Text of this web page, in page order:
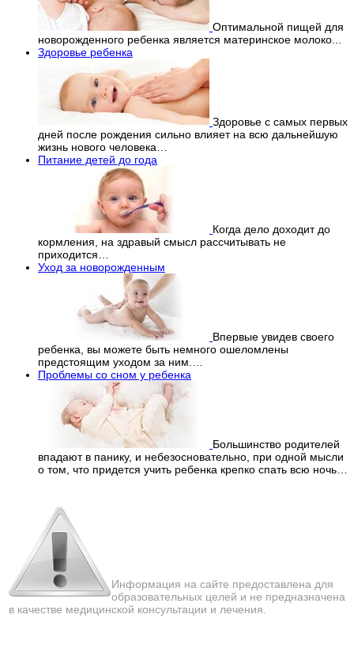
Оптимальной пищей для
новорожденного ребенка является материнское молоко...
Здоровье ребенка
Здоровье с самых первых
дней после рождения сильно влияет на всю дальнейшую
жизнь нового человека…
Питание детей до года
Когда дело доходит до
кормления, на здравый смысл рассчитывать не
приходится…
Уход за новорожденным
Впервые увидев своего
ребенка, вы можете быть немного ошеломлены
предстоящим уходом за ним.…
Проблемы со сном у ребенка
Большинство родителей
впадают в панику, и небезосновательно, при одной мысли
о том, что придется учить ребенка крепко спать всю ночь…
Информация на сайте предоставлена для
образовательных целей и не предназначена
в качестве медицинской консультации и лечения.